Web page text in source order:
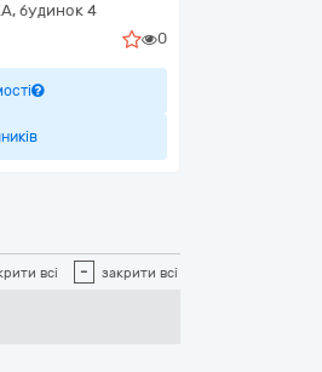
будинок 4
0
всі - закрити всі